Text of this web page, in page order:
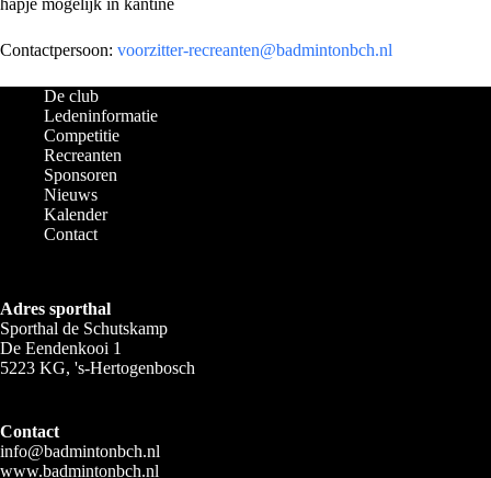
Contactpersoon: voorzitter-recreanten@badmintonbch.nl
De club
Ledeninformatie
Competitie
Recreanten
Sponsoren
Nieuws
Kalender
Contact
Adres sporthal
Sporthal de Schutskamp
De Eendenkooi 1
5223 KG, 's-Hertogenbosch
Contact
info@badmintonbch.nl
www.badmintonbch.nl